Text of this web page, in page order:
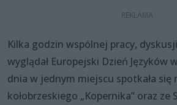
Kilka godzin wspólnej pracy,
wyglądał Europejski Dzień Języków
dnia w jednym miejscu spotkała się
kołobrzeskiego „Kopernika” oraz ze